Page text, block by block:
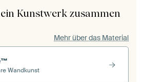
Kunstwerk zusammen
Mehr über das Material
Wandkunst